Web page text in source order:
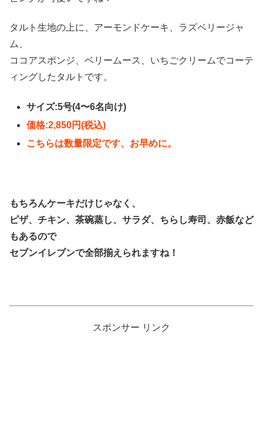
タルト生地の上に、アーモンドケーキ、ラズベリージャ
ム、
ココアスポンジ、ベリームース、いちごクリームでコーテ
ィングしたタルトです。
サイズ:5号(4〜6名向け)
価格:2,850円(税込)
こちらは数量限定です、お早めに。
もちろんケーキだけじゃなく、
ピザ、チキン、茶碗蒸し、サラダ、ちらし寿司、赤飯など
もあるので
セブンイレブンで全部揃えられますね！
スポンサー リンク